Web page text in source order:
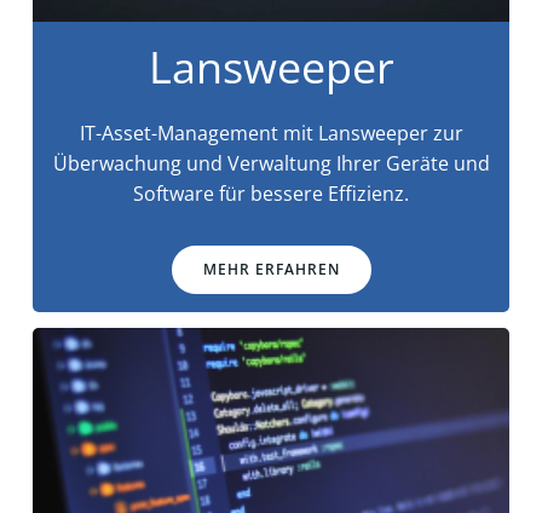
Lansweeper
IT-Asset-Management mit Lansweeper zur
Überwachung und Verwaltung Ihrer Geräte und
Software für bessere Effizienz.
MEHR ERFAHREN